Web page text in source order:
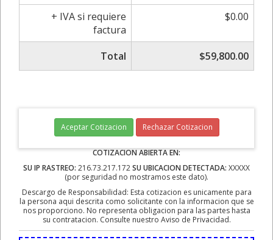
+ IVA si requiere
factura
$0.00
Total $59,800.00
Aceptar Cotizacion Rechazar Cotizacion
COTIZACION ABIERTA EN:
SU IP RASTREO: 216.73.217.172SU UBICACION DETECTADA: XXXXX
(por seguridad no mostramos este dato).
Descargo de Responsabilidad: Esta cotizacion es unicamente para
la persona aqui descrita como solicitante con la informacion que se
nos proporciono. No representa obligacion para las partes hasta
su contratacion. Consulte nuestro Aviso de Privacidad.